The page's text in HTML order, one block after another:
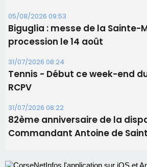
05/08/2026 09:53
Biguglia : messe de la Sainte-
procession le 14 août
31/07/2026 08:24
Tennis - Début ce week-end
RCPV
31/07/2026 08:22
82ème anniversaire de la
Commandant Antoine de